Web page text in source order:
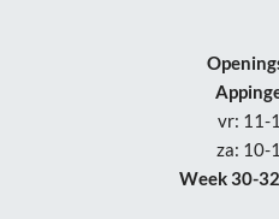
vr: 11-
za: 10-
Week 30-